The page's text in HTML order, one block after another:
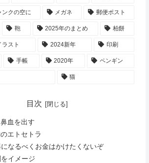
ンクの空に メガネ 郵便ポスト
鞄 2025年のまとめ 柏餅
スト 2024新年 印刷
手帳 2020年 ペンギン
猫
目次
血を出す
エトセトラ
なるべくお金はかけたくないぞ
をイメージ